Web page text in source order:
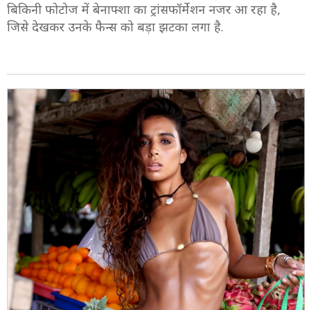
बिकिनी फोटोज में बेनाफ्शा का ट्रांसफॉर्मेशन नजर आ रहा है,
जिसे देखकर उनके फैन्स को बड़ा झटका लगा है.